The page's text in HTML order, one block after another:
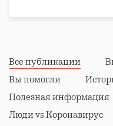
Все публикации
Вы помогли
Полезная информация
Люди vs Коронавирус